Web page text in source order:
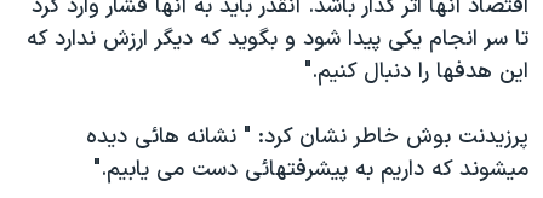
تا سر انجام يکی پيدا شود و بگويد که ديگر ارزش ندارد که
اين هدفها را دنبال کنيم."
پرزيدنت بوش خاطر نشان کرد: " نشانه هائی ديده
ميشوند که داريم به پيشرفتهائی دست می يابيم."